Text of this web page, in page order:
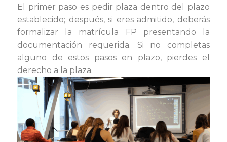
El primer paso es pedir plaza dentro del plazo
establecido; después, si eres admitido, deberás
formalizar la matrícula FP presentando la
documentación requerida. Si no completas
alguno de estos pasos en plazo, pierdes el
derecho a la plaza.